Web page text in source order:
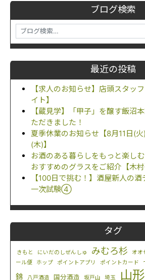
ブログ検索
最近の投稿
【求人のお知らせ】店頭スタッ
イト】
【蔵見学】「甲子」を醸す飯沼
ただきました！
夏季休業のお知らせ【8月11日(
(木)】
お酒のある暮らしをもっと楽し
おすすめのグラスをご紹介【木村
【100日で挑む！】酒屋新人の酒
一次試験④
タグ
きもと にいだのしぜんしゅ みむろ杉 オオ
ール便
ホップ ポイントアプリ ポイントカード
錦
八戸酒造 国分酒造 坂戸山 埼玉 山